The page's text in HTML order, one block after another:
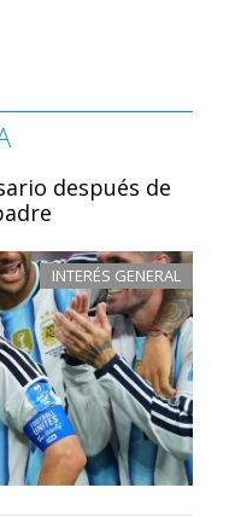
después de
INTERÉS GENERAL